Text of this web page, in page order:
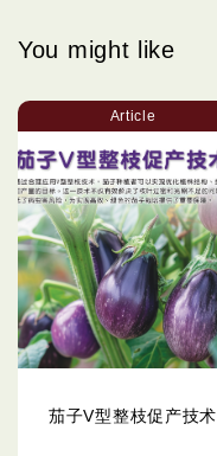
You might like
Article
茄子V型整枝促产技术